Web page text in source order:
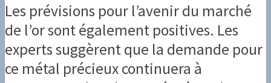
Les prévisions pour l’avenir du marché
de l’or sont également positives. Les
experts suggèrent que la demande pour
ce métal précieux continuera à